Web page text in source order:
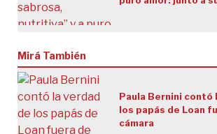
Mirá También
Paula Bernini contó
los papás de Loan
cámara